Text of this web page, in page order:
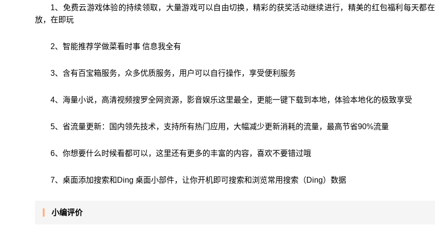
1、免费云游戏体验的持续领取，大量游戏可以自由切换，精彩的获奖活动继续进行，精美的红包福利每天都
放，在即玩
2、智能推荐学做菜看时事 信息我全有
3、含有百宝箱服务，众多优质服务，用户可以自行操作，享受便利服务
4、海量小说，高清视频搜罗全网资源，影音娱乐这里最全，更能一键下载到本地，体验本地化的极致享受
5、省流量更新：国内领先技术，支持所有热门应用，大幅减少更新消耗的流量，最高节省90%流量
6、你想要什么时候看都可以，这里还有更多的丰富的内容，喜欢不要错过哦
7、桌面添加搜索和Ding 桌面小部件，让你开机即可搜索和浏览常用搜索（Ding）数据
小编评价